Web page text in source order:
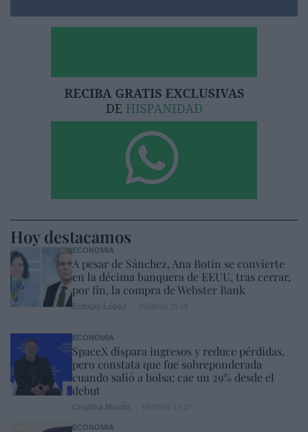
Hoy destacamos
ECONOMÍA
A pesar de Sánchez, Ana Botín se convierte
en la décima banquera de EEUU, tras cerrar,
por fin, la compra de Webster Bank
ECONOMÍA
SpaceX dispara ingresos y reduce pérdidas,
pero constata que fue sobreponderada
cuando salió a bolsa: cae un 29% desde el
debut
ECONOMÍA